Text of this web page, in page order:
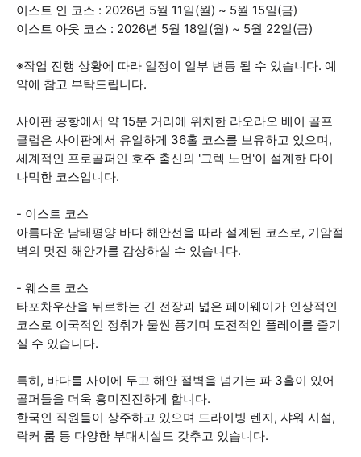
이스트 인 코스 : 2026년 5월 11일(월) ~ 5월 15일(금)
이스트 아웃 코스 : 2026년 5월 18일(월) ~ 5월 22일(금)
※작업 진행 상황에 따라 일정이 일부 변동 될 수 있습니다. 예
약에 참고 부탁드립니다.
사이판 공항에서 약 15분 거리에 위치한 라오라오 베이 골프
클럽은 사이판에서 유일하게 36홀 코스를 보유하고 있으며,
세계적인 프로골퍼인 호주 출신의 '그렉 노먼'이 설계한 다이
나믹한 코스입니다.
- 이스트 코스
아름다운 남태평양 바다 해안선을 따라 설계된 코스로, 기암절
벽의 멋진 해안가를 감상하실 수 있습니다.
- 웨스트 코스
타포차우산을 뒤로하는 긴 전장과 넓은 페이웨이가 인상적인
코스로 이국적인 정취가 물씬 풍기며 도전적인 플레이를 즐기
실 수 있습니다.
특히, 바다를 사이에 두고 해안 절벽을 넘기는 파 3홀이 있어
골퍼들을 더욱 흥미진진하게 합니다.
한국인 직원들이 상주하고 있으며 드라이빙 렌지, 샤워 시설,
락커 룸 등 다양한 부대시설도 갖추고 있습니다.